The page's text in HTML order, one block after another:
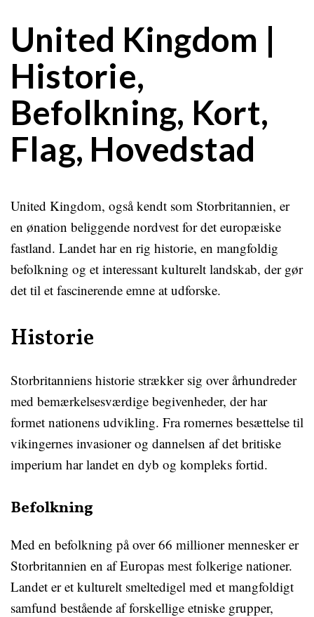
United Kingdom |
Historie,
Befolkning, Kort,
Flag, Hovedstad
United Kingdom, også kendt som Storbritannien, er
en ønation beliggende nordvest for det europæiske
fastland. Landet har en rig historie, en mangfoldig
befolkning og et interessant kulturelt landskab, der gør
det til et fascinerende emne at udforske.
Historie
Storbritanniens historie strækker sig over århundreder
med bemærkelsesværdige begivenheder, der har
formet nationens udvikling. Fra romernes besættelse til
vikingernes invasioner og dannelsen af det britiske
imperium har landet en dyb og kompleks fortid.
Befolkning
Med en befolkning på over 66 millioner mennesker er
Storbritannien en af Europas mest folkerige nationer.
Landet er et kulturelt smeltedigel med et mangfoldigt
samfund bestående af forskellige etniske grupper,